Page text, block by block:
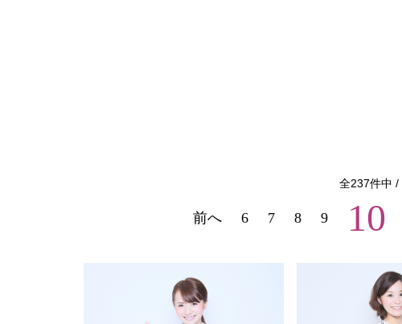
全237件中 /
前へ 6 7 8 9 10